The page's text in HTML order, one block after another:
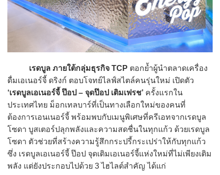
เรดบูล ภายใต้กลุ่มธุรกิจ TCP ตอกย้ำผู้นำตลาดเครื่อง
ดื่มเอเนอร์จี้ ดริงก์ ตอบโจทย์ไลฟ์สไตล์คนรุ่นใหม่ เปิดตัว
‘เรดบูลเอเนอร์จี้ ป๊อป – จุดป๊อป เติมเฟรช’ ครั้งแรกใน
ประเทศไทย ม็อกเทลบาร์ที่เป็นทางเลือกใหม่ของคนที่
ต้องการเอนเนอร์จี้ พร้อมพบกับเมนูพิเศษที่ครีเอทจากเรดบูล
โซดา บูสเตอร์ปลุกพลังและความสดชื่นในทุกแก้ว ด้วยเรดบูล
โซดา ตัวช่วยที่สร้างความรู้สึกกระปรี้กระเปร่าให้กับทุกแก้ว
ซึ่ง เรดบูลเอเนอร์จี้ ป๊อป จุดเติมเอเนอร์จี้แห่งใหม่ที่ไม่เพียงเติม
พลัง แต่ยังประกอบไปด้วย 3 ไฮไลต์สำคัญ ได้แก่